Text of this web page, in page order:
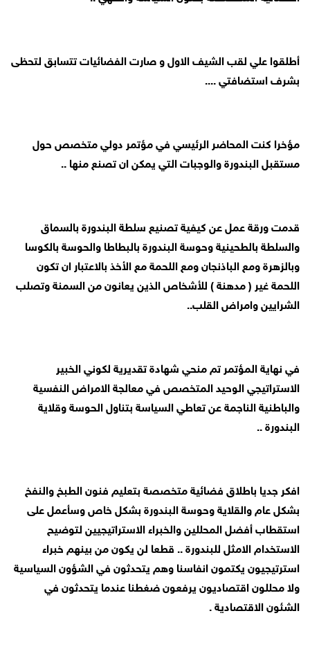
أطلقوا علي لقب الشيف الاول و صارت الفضائيات تتسابق لتحظى
بشرف استضافتي ....
مؤخرا كنت المحاضر الرئيسي في مؤتمر دولي متخصص حول
مستقبل البندورة والوجبات التي يمكن ان تصنع منها ..
قدمت ورقة عمل عن كيفية تصنيع سلطة البندورة بالسماق
والسلطة بالطحينية وحوسة البندورة بالبطاطا والحوسة بالكوسا
وبالزهرة ومع الباذنجان ومع اللحمة مع الأخذ بالاعتبار ان تكون
اللحمة غير ( مدهنة ) للأشخاص الذين يعانون من السمنة وتصلب
الشرايين وامراض القلب..
في نهاية المؤتمر تم منحي شهادة تقديرية لكوني الخبير
الاستراتيجي الوحيد المتخصص في معالجة الامراض النفسية
والباطنية الناجمة عن تعاطي السياسة بتناول الحوسة وقلاية
البندورة ..
افكر جديا باطلاق فضائية متخصصة بتعليم فنون الطبخ والنفخ
بشكل عام والقلاية وحوسة البندورة بشكل خاص وسأعمل على
استقطاب أفضل المحللين والخبراء الاستراتيجيين لتوضيح
الاستخدام الامثل للبندورة .. قطعا لن يكون من بينهم خبراء
استرتيجيون يكتمون انفاسنا وهم يتحدثون في الشؤون السياسية
ولا محللون اقتصاديون يرفعون ضغطنا عندما يتحدثون في
الشئون الاقتصادية .